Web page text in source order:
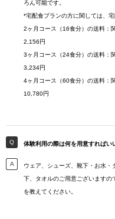
ろん可能です。
*宅配食プランの方に関しては、
2ヶ月コース（16食分）の送料：
2,156円
3ヶ月コース（24食分）の送料：
3,234円
4ヶ月コース（60食分）の送料：
10,780円
体験利用の際は何を用意すればい
ウェア、シューズ、靴下・お水
下、タオルのご用意ございますの
を教えてください。